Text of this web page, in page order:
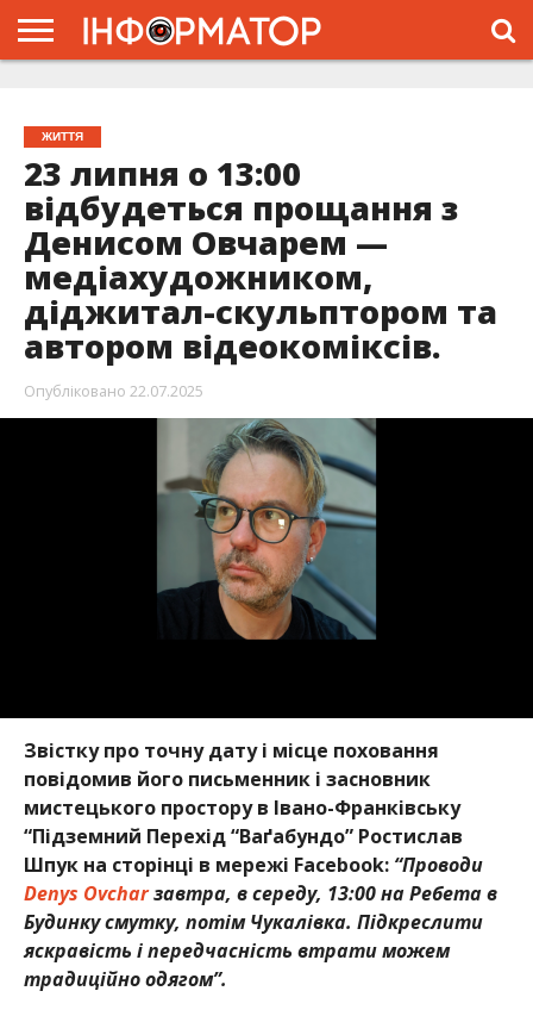
ЖИТТЯ
23 липня о 13:00
відбудеться прощання з
Денисом Овчарем —
медіахудожником,
діджитал-скульптором та
автором відеокоміксів.
Опубліковано 22.07.2025
Звістку про точну дату і місце поховання
повідомив його письменник і засновник
мистецького простору в Івано-Франківську
“Підземний Перехід “Ваґабундо” Ростислав
Шпук на сторінці в мережі Facebook: “Проводи
Denys Ovcharзавтра, в середу, 13:00 на Ребета в
Будинку смутку, потім Чукалівка. Підкреслити
яскравість і передчасність втрати можем
традиційно одягом”.